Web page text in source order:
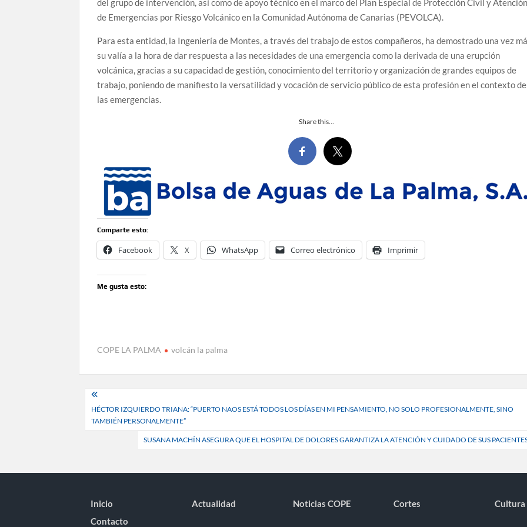
del grupo de intervención, así como de apoyo técnico en el marco del Plan Especial de Protección Civil y
de Emergencias por Riesgo Volcánico en la Comunidad Autónoma de Canarias (PEVOLCA).
Para esta entidad, la Ingeniería de Montes, a través del trabajo de estos compañeros, ha demostrado una vez
su valía a la hora de dar respuesta a las necesidades de una emergencia como la derivada de una erupción
volcánica, gracias a su capacidad de gestión, conocimiento del territorio y organización de grandes equipos de
trabajo, poniendo de manifiesto la versatilidad y vocación de servicio público de esta profesión en el contexto de
las emergencias.
Share this…
Comparte esto:
Facebook X WhatsApp Correo electrónico Imprimir
Me gusta esto:
COPE LA PALMA volcán la palma
Navegación
de
entradas
HÉCTOR IZQUIERDO TRIANA: “PUERTO NAOS ESTÁ TODOS LOS DÍAS EN MI PENSAMIENTO, NO SOLO PROFESIONALMENTE, SINO
TAMBIÉN PERSONALMENTE”
SUSANA MACHÍN ASEGURA QUE EL HOSPITAL DE DOLORES GARANTIZA LA ATENCIÓN Y CUIDADO DE SUS
Inicio Actualidad Noticias COPE Cortes
Cultura
Contacto